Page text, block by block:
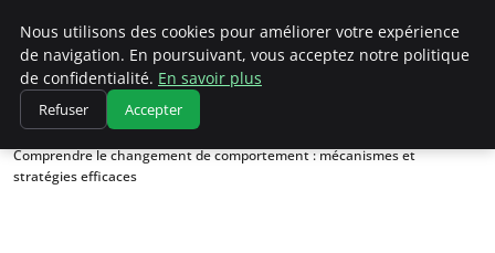
Climatedebtagents
Accueil
Éducation au changement climatique
Comprendre le changement de comportement : mécanismes et
stratégies efficaces
Nous utilisons des cookies pour améliorer votre expérience
de navigation. En poursuivant, vous acceptez notre politique
de confidentialité. En savoir plus
Refuser Accepter